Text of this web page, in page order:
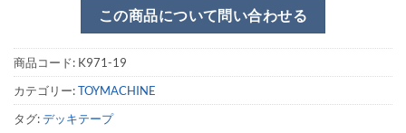
この商品について問い合わせる
商品コード: K971-19
カテゴリー:TOYMACHINE
タグ:デッキテープ